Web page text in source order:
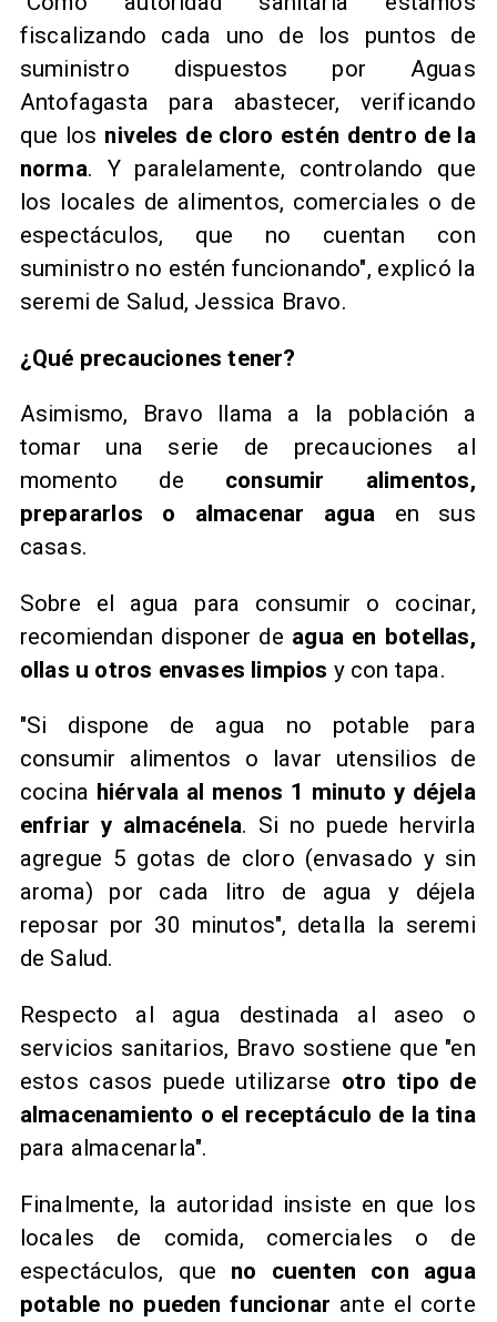
fiscalizando cada uno de los puntos de
suministro dispuestos por Aguas
Antofagasta para abastecer, verificando
que los niveles de cloro estén dentro de la
norma. Y paralelamente, controlando que
los locales de alimentos, comerciales o de
espectáculos, que no cuentan con
suministro no estén funcionando", explicó la
seremi de Salud, Jessica Bravo.
¿Qué precauciones tener?
Asimismo, Bravo llama a la población a
tomar una serie de precauciones al
momento de consumir alimentos,
prepararlos o almacenar agua en sus
casas.
Sobre el agua para consumir o cocinar,
recomiendan disponer de agua en botellas,
ollas u otros envases limpios y con tapa.
"Si dispone de agua no potable para
consumir alimentos o lavar utensilios de
cocina hiérvala al menos 1 minuto y déjela
enfriar y almacénela. Si no puede hervirla
agregue 5 gotas de cloro (envasado y sin
aroma) por cada litro de agua y déjela
reposar por 30 minutos", detalla la seremi
de Salud.
Respecto al agua destinada al aseo o
servicios sanitarios, Bravo sostiene que "en
estos casos puede utilizarse otro tipo de
almacenamiento o el receptáculo de la tina
para almacenarla".
Finalmente, la autoridad insiste en que los
locales de comida, comerciales o de
espectáculos, que no cuenten con agua
potable no pueden funcionar ante el corte